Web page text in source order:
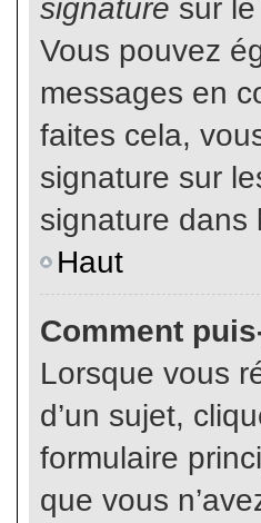
signature sur
Vous pouvez
messages en
faites cela,
signature sur
signature dans
Haut
Comment
Lorsque vous
d’un sujet,
formulaire
que vous